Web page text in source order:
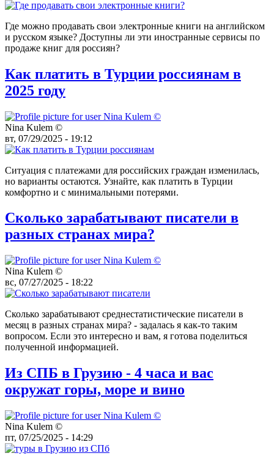
Где можно продавать свои электронные книги на английском
и русском языке? Доступны ли эти иностранные сервисы по
продаже книг для россиян?
Как платить в Турции россиянам в
2025 году
Nina Kulem ©️
вт, 07/29/2025 - 19:12
Ситуация с платежами для российских граждан изменилась,
но варианты остаются. Узнайте, как платить в Турции
комфортно и с минимальными потерями.
Сколько зарабатывают писатели в
разных странах мира?
Nina Kulem ©️
вс, 07/27/2025 - 18:22
Сколько зарабатывают среднестатистические писатели в
месяц в разных странах мира? - задалась я как-то таким
вопросом. Если это интересно и вам, я готова поделиться
полученной информацией.
Из СПБ в Грузию - 4 часа и вас
окружат горы, море и вино
Nina Kulem ©️
пт, 07/25/2025 - 14:29